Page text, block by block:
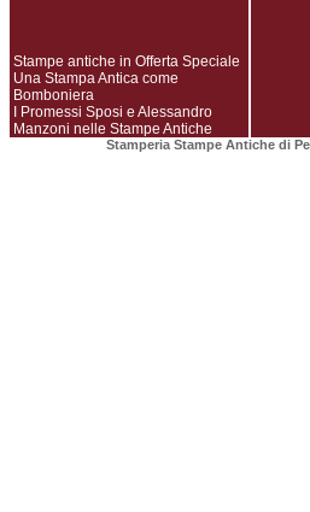
Stampe antiche in Offerta Speciale
Una Stampa Antica come
Bomboniera
I Promessi Sposi e Alessandro
Manzoni nelle Stampe Antiche
Stamperia Stampe Antiche di